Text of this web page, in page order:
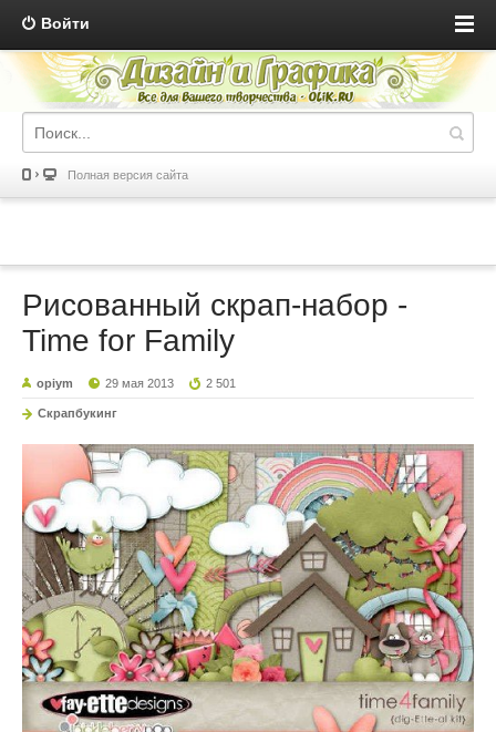
Войти
Полная версия сайта
Рисованный скрап-набор -
Time for Family
opiym 29 мая 2013 2 501
Скрапбукинг